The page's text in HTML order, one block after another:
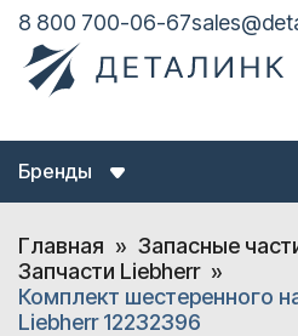
8 800 700-06-67
Бренды
Главная
Запасные
Запчасти Liebherr
Комплект шестеренного
Liebherr 12232396